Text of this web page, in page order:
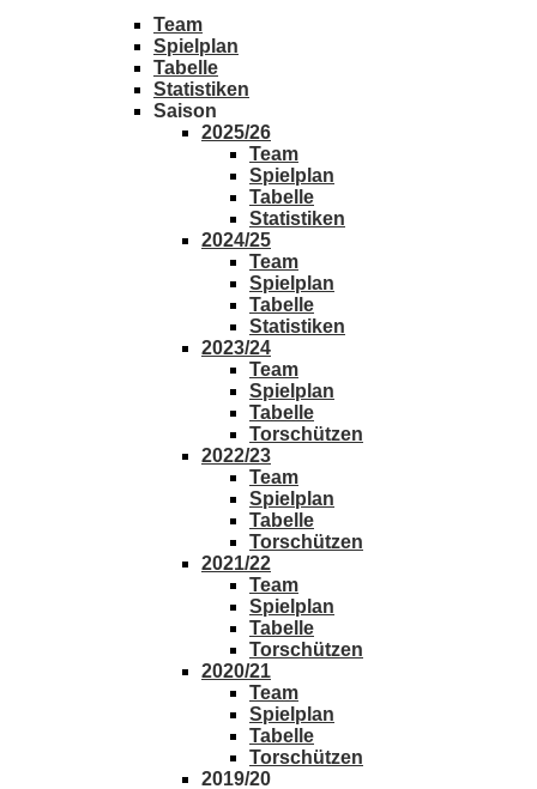
Team
Spielplan
Tabelle
Statistiken
Saison
2025/26
Team
Spielplan
Tabelle
Statistiken
2024/25
Team
Spielplan
Tabelle
Statistiken
2023/24
Team
Spielplan
Tabelle
Torschützen
2022/23
Team
Spielplan
Tabelle
Torschützen
2021/22
Team
Spielplan
Tabelle
Torschützen
2020/21
Team
Spielplan
Tabelle
Torschützen
2019/20